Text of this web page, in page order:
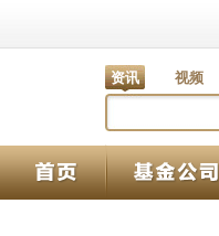
资讯 视频